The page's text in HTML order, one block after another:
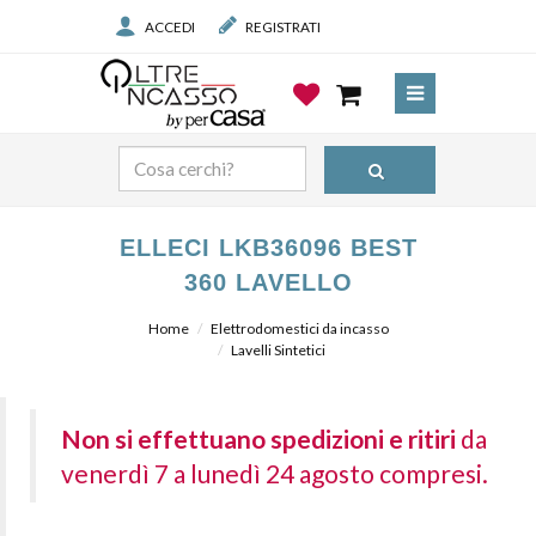
ACCEDI REGISTRATI
ELLECI LKB36096 BEST
360 LAVELLO
Home
Elettrodomestici da incasso
Lavelli Sintetici
Non si effettuano spedizioni e ritiri da
venerdì 7 a lunedì 24 agosto compresi.